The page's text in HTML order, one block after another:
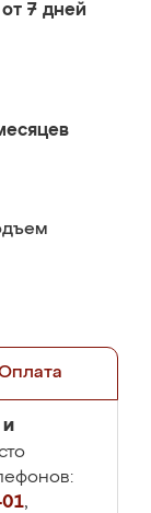
от 7 дней
и
01,